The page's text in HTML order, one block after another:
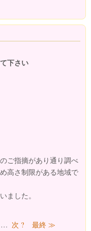
下さい
ご指摘があり通り調べ
高さ制限がある地域で
ました。
… 次 ? 最終 ≫